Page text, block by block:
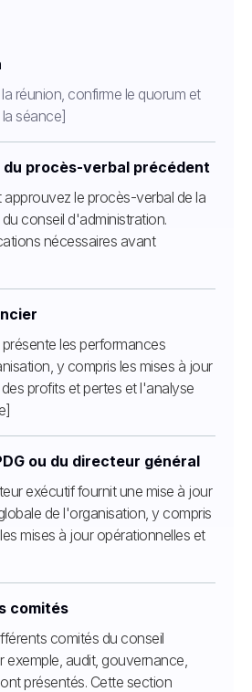
réunion, confirme le quorum et
séance]
du procès-verbal précédent
le procès-verbal de la
conseil d'administration.
nécessaires avant
les performances
y compris les mises à jour
profits et pertes et l'analyse
ou du directeur général
exécutif fournit une mise à jour
de l'organisation, y compris
mises à jour opérationnelles et
comités
comités du conseil
exemple, audit, gouvernance,
présentés. Cette section